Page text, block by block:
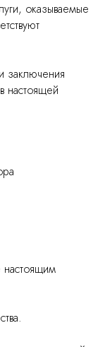
оказываемые
заключения
настоящей
настоящим